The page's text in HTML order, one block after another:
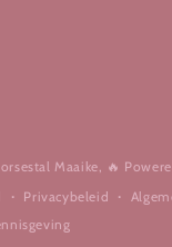
Maaike, 🔥
Privacybeleid